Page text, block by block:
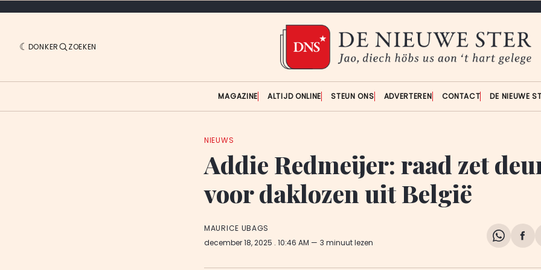
DONKER ZOEKEN
MAGAZINE ALTIJD ONLINE STEUN ONS ADVERTEREN CONTACT DE NIEUWE
NIEUWS
Addie Redmeijer: raad zet
voor daklozen uit België
MAURICE UBAGS
december 18, 2025 . 10:46 AM 3 minuut lezen
Share